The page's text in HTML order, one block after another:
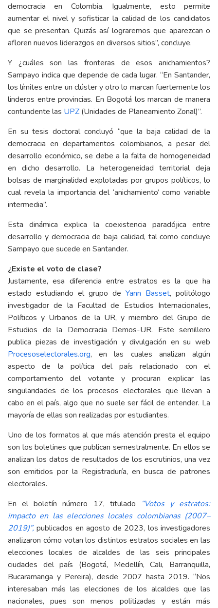
democracia en Colombia. Igualmente, esto permite
aumentar el nivel y sofisticar la calidad de los candidatos
que se presentan. Quizás así lograremos que aparezcan o
afloren nuevos liderazgos en diversos sitios”, concluye.
Y ¿cuáles son las fronteras de esos anichamientos?
Sampayo indica que depende de cada lugar. “En Santander,
los límites entre un clúster y otro lo marcan fuertemente los
linderos entre provincias. En Bogotá los marcan de manera
contundente las UPZ (Unidades de Planeamiento Zonal)”.
En su tesis doctoral concluyó “que la baja calidad de la
democracia en departamentos colombianos, a pesar del
desarrollo económico, se debe a la falta de homogeneidad
en dicho desarrollo. La heterogeneidad territorial deja
bolsas de marginalidad explotadas por grupos políticos, lo
cual revela la importancia del ‘anichamiento’ como variable
intermedia”.
Esta dinámica explica la coexistencia paradójica entre
desarrollo y democracia de baja calidad, tal como concluye
Sampayo que sucede en Santander.
¿Existe el voto de clase?
Justamente, esa diferencia entre estratos es la que ha
estado estudiando el grupo de Yann Basset, politólogo
investigador de la Facultad de Estudios Internacionales,
Políticos y Urbanos de la UR, y miembro del Grupo de
Estudios de la Democracia Demos-UR. Este semillero
publica piezas de investigación y divulgación en su web
Procesoselectorales.org, en las cuales analizan algún
aspecto de la política del país relacionado con el
comportamiento del votante y procuran explicar las
singularidades de los procesos electorales que llevan a
cabo en el país, algo que no suele ser fácil de entender. La
mayoría de ellas son realizadas por estudiantes.
Uno de los formatos al que más atención presta el equipo
son los boletines que publican semestralmente. En ellos se
analizan los datos de resultados de los escrutinios, una vez
son emitidos por la Registraduría, en busca de patrones
electorales.
En el boletín número 17, titulado
“Votos y estratos:
impacto en las elecciones locales colombianas (2007–
2019)”, publicados en agosto de 2023, los investigadores
analizaron cómo votan los distintos estratos sociales en las
elecciones locales de alcaldes de las seis principales
ciudades del país (Bogotá, Medellín, Cali, Barranquilla,
Bucaramanga y Pereira), desde 2007 hasta 2019. “Nos
interesaban más las elecciones de los alcaldes que las
nacionales, pues son menos politizadas y están más